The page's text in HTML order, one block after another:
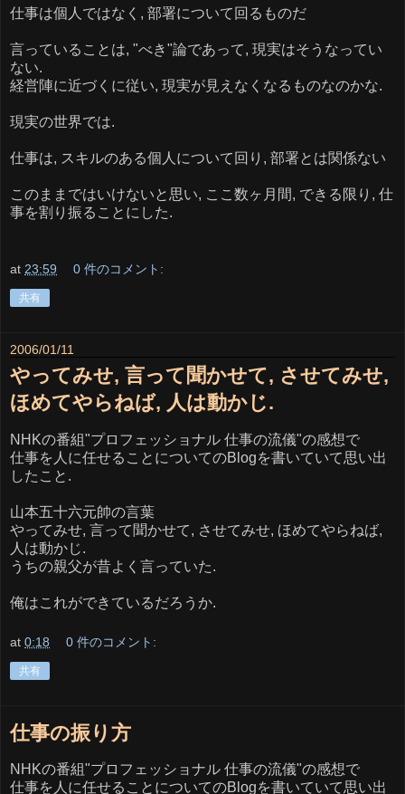
仕事は個人ではなく, 部署について回るものだ
言っていることは, "べき"論であって, 現実はそうなってい
ない.
経営陣に近づくに従い, 現実が見えなくなるものなのかな.
現実の世界では.
仕事は, スキルのある個人について回り, 部署とは関係ない
このままではいけないと思い, ここ数ヶ月間, できる限り, 仕
事を割り振ることにした.
at 23:59 0 件のコメント:
共有
2006/01/11
やってみせ, 言って聞かせて, させてみせ,
ほめてやらねば, 人は動かじ.
NHKの番組"プロフェッショナル 仕事の流儀"の感想で
仕事を人に任せることについてのBlogを書いていて思い出
したこと.
山本五十六元帥の言葉
やってみせ, 言って聞かせて, させてみせ, ほめてやらねば,
人は動かじ.
うちの親父が昔よく言っていた.
俺はこれができているだろうか.
at 0:18 0 件のコメント:
共有
仕事の振り方
NHKの番組"プロフェッショナル 仕事の流儀"の感想で
仕事を人に任せることについてのBlogを書いていて思い出